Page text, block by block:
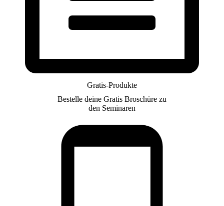
Gratis-Produkte
Bestelle deine Gratis Broschüre zu
den Seminaren